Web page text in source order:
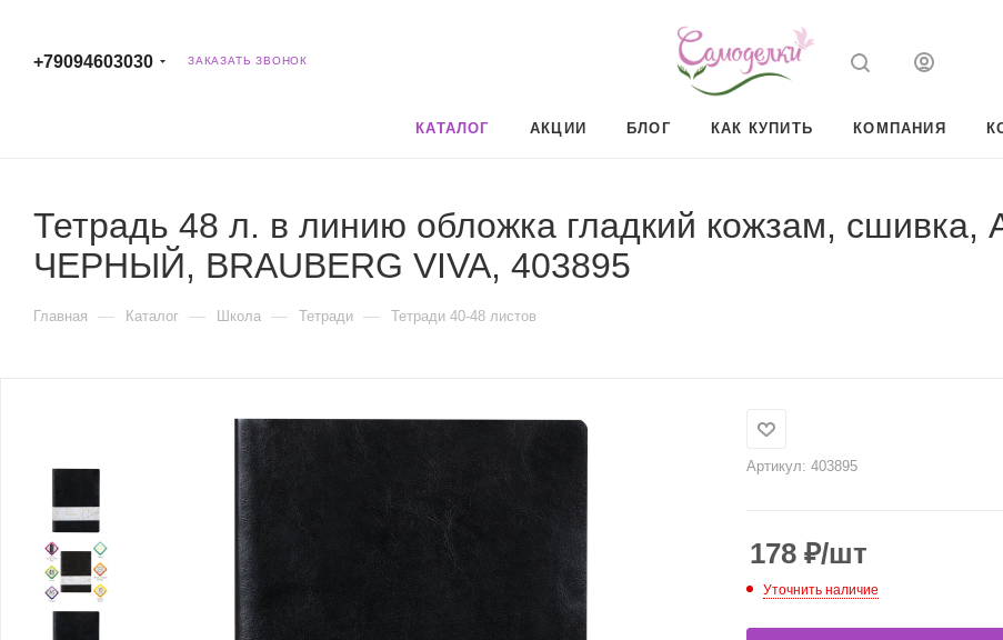
+79094603030 ЗАКАЗАТЬ ЗВОНОК
КАТАЛОГ АКЦИИ БЛОГ КАК КУПИТЬ КОМПАНИЯ
Тетрадь 48 л. в линию обложка гладкий кожзам, сшивка,
ЧЕРНЫЙ, BRAUBERG VIVA, 403895
Главная — Каталог — Школа — Тетради — Тетради 40-48 листов
Артикул: 403895
178 ₽/шт
Уточнить наличие